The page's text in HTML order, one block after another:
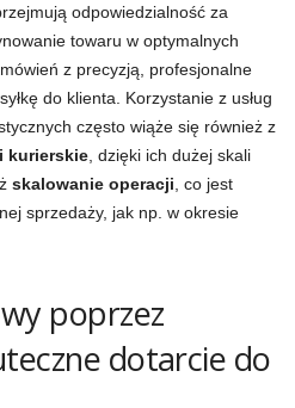
odpowiedzialność za
towaru w optymalnych
z precyzją, profesjonalne
do klienta. Korzystanie z usług
często wiąże się również z
kurierskie , dzięki ich dużej skali
skalowanie operacji , co jest
sprzedaży, jak np. w okresie
poprzez
dotarcie do